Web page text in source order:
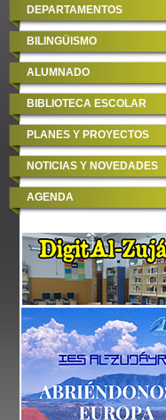
DEPARTAMENTOS
BILINGÜISMO
ALUMNADO
BIBLIOTECA ESCOLAR
PLANES Y PROYECTOS
NOTICIAS Y NOVEDADES
AGENDA